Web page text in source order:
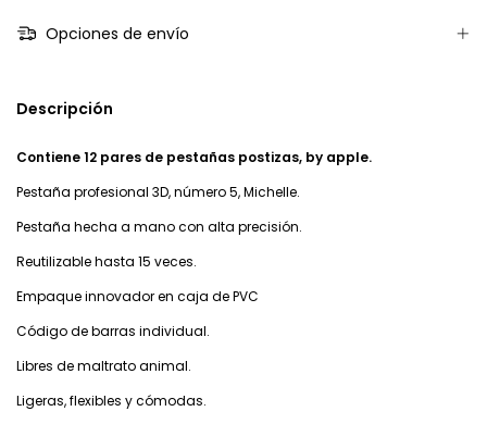
Opciones de envío
Descripción
Contiene 12 pares de pestañas postizas, by apple.
Pestaña profesional 3D, número 5, Michelle.
Pestaña hecha a mano con alta precisión.
Reutilizable hasta 15 veces.
Empaque innovador en caja de PVC
Código de barras individual.
Libres de maltrato animal.
Ligeras, flexibles y cómodas.